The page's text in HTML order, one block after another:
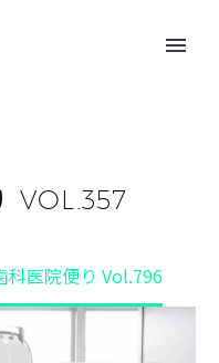
VOL.357
科医院便り Vol.796